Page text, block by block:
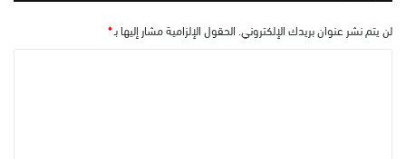
لن يتم نشر عنوان بريدك الإلكتروني. الحقول الإلزامية مشار إليها بـ*